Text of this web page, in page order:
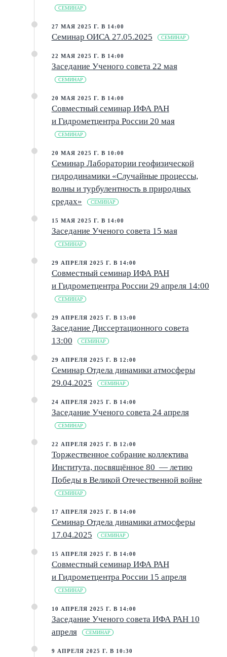
СЕМИНАР
27 МАЯ 2025 Г. В 14:00
Семинар ОИСА 27.05.2025 СЕМИНАР
22 МАЯ 2025 Г. В 14:00
Заседание Ученого совета 22 мая
СЕМИНАР
20 МАЯ 2025 Г. В 14:00
Совместный семинар ИФА РАН
и Гидрометцентра России 20 мая
СЕМИНАР
20 МАЯ 2025 Г. В 10:00
Семинар Лаборатории геофизической
гидродинамики «Случайные процессы,
волны и турбулентность в природных
средах»
СЕМИНАР
15 МАЯ 2025 Г. В 14:00
Заседание Ученого совета 15 мая
СЕМИНАР
29 АПРЕЛЯ 2025 Г. В 14:00
Совместный семинар ИФА РАН
и Гидрометцентра России 29 апреля 14:00
СЕМИНАР
29 АПРЕЛЯ 2025 Г. В 13:00
Заседание Диссертационного совета
13:00
СЕМИНАР
29 АПРЕЛЯ 2025 Г. В 12:00
Семинар Отдела динамики атмосферы
29.04.2025
СЕМИНАР
24 АПРЕЛЯ 2025 Г. В 14:00
Заседание Ученого совета 24 апреля
СЕМИНАР
22 АПРЕЛЯ 2025 Г. В 12:00
Торжественное собрание коллектива
Института, посвящённое 80 — летию
Победы в Великой Отечественной войне
СЕМИНАР
17 АПРЕЛЯ 2025 Г. В 14:00
Семинар Отдела динамики атмосферы
17.04.2025
СЕМИНАР
15 АПРЕЛЯ 2025 Г. В 14:00
Совместный семинар ИФА РАН
и Гидрометцентра России 15 апреля
СЕМИНАР
10 АПРЕЛЯ 2025 Г. В 14:00
Заседание Ученого совета ИФА РАН 10
апреля
СЕМИНАР
9 АПРЕЛЯ 2025 Г. В 10:30